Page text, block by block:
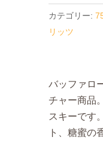
カテゴリー:
リッツ
バッファロ
チャー商品
スキーです
ト、糖蜜の